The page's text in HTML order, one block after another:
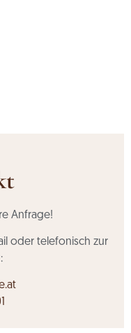
Anfrage!
oder telefonisch zur